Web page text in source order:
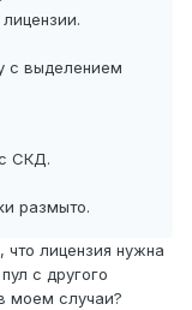
с выделением
СКД.
размыто.
лицензия нужна
с другого
моем случаи?